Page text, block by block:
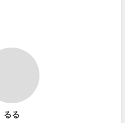
るる